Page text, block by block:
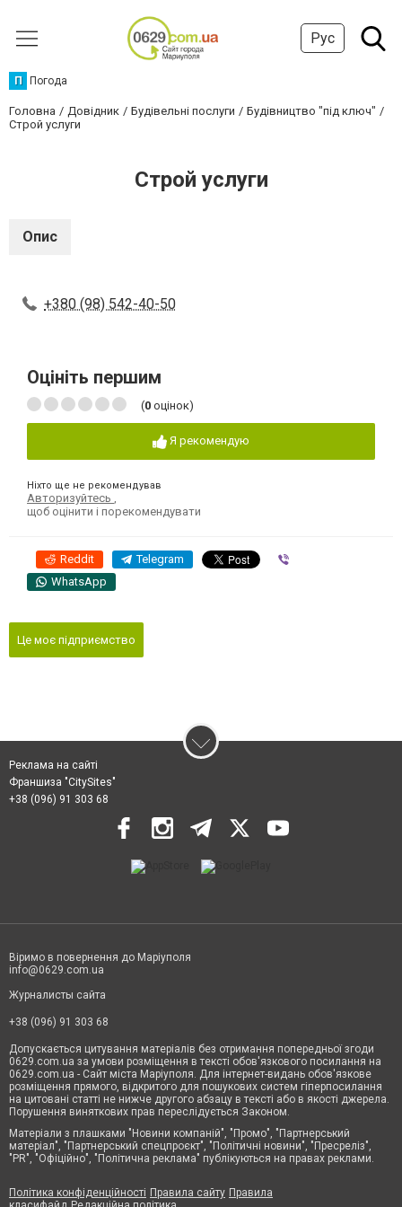
Рус
П Погода
Головна Довідник Будівельні послуги
Будівництво "під ключ"
Строй услуги
Строй услуги
Опис
+380 (98) 542-40-50
Оцініть першим
(0 оцінок)
Я рекомендую
Ніхто ще не рекомендував
Авторизуйтесь
щоб оцінити і порекомендувати
Reddit Telegram
WhatsApp
Це моє підприємство
Реклама на сайті
Франшиза "CitySites"
+38 (096) 91 303 68
Віримо в повернення до Маріуполя
info@0629.com.ua
Журналисты сайта
+38 (096) 91 303 68
Допускається цитування матеріалів без отримання попередньої згоди
0629.com.ua за умови розміщення в тексті обов'язкового посилання на
0629.com.ua - Сайт міста Маріуполя. Для інтернет-видань обов'язкове
розміщення прямого, відкритого для пошукових систем гіперпосилання
на цитовані статті не нижче другого абзацу в тексті або в якості джерела.
Порушення виняткових прав переслідується Законом.
Матеріали з плашками "Новини компаній", "Промо", "Партнерський
матеріал", "Партнерський спецпроєкт", "Політичні новини", "Пресреліз",
"PR", "Офіційно", "Політична реклама" публікуються на правах реклами.
Політика конфіденційності Правила сайту Правила